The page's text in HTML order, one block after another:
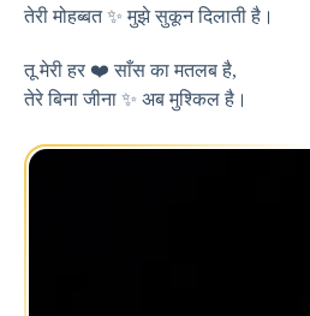
तेरी मोहब्बत ✨ मुझे सुकून दिलाती है।
तू मेरी हर ❤️ साँस का मतलब है,
तेरे बिना जीना ✨ अब मुश्किल है।